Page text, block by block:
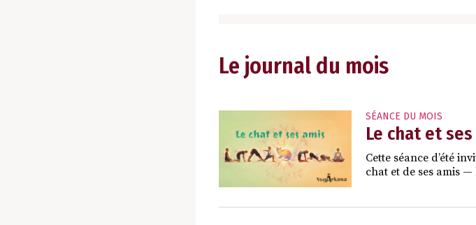
Le journal du mois
SÉANCE DU MOIS
Le chat et
Cette séance d’été
chat et de ses amis